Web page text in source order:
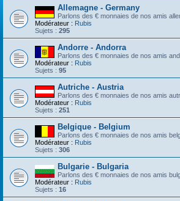
Allemagne - Germany
Parlons des € monnaies de nos amis
Modérateur : Rubis
Sujets : 295
Andorre - Andorra
Parlons des € monnaies de nos amis
Modérateur : Rubis
Sujets : 95
Autriche - Austria
Parlons des € monnaies de nos amis
Modérateur : Rubis
Sujets : 251
Belgique - Belgium
Parlons des € monnaies de nos amis
Modérateur : Rubis
Sujets : 306
Bulgarie - Bulgaria
Parlons des € monnaies de nos amis
Modérateur : Rubis
Sujets : 16